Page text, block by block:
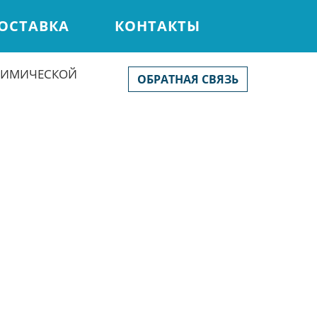
КОНТАКТЫ
ОБРАТНАЯ СВЯЗЬ